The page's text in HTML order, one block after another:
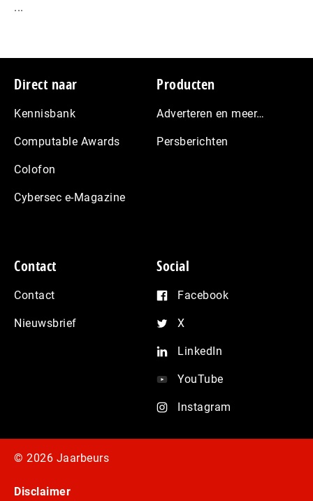
...
Footer
Direct naar
Kennisbank
Computable Awards
Colofon
Cybersec e-Magazine
Producten
Adverteren en meer…
Persberichten
Contact
Contact
Nieuwsbrief
Social
Facebook
X
LinkedIn
YouTube
Instagram
© 2026 Jaarbeurs
Disclaimer